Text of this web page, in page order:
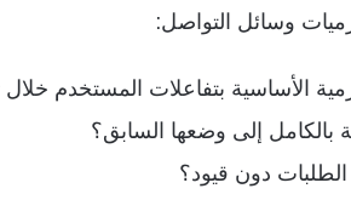
وسائل التواصل:
الأساسية بتفاعلات المستخدم خلال
بالكامل إلى وضعها السابق؟
دون قيود؟